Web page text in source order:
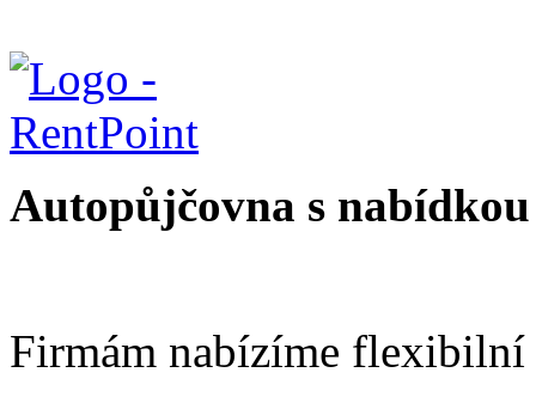
Autopůjčovna s
Firmám nabízíme flexibilní